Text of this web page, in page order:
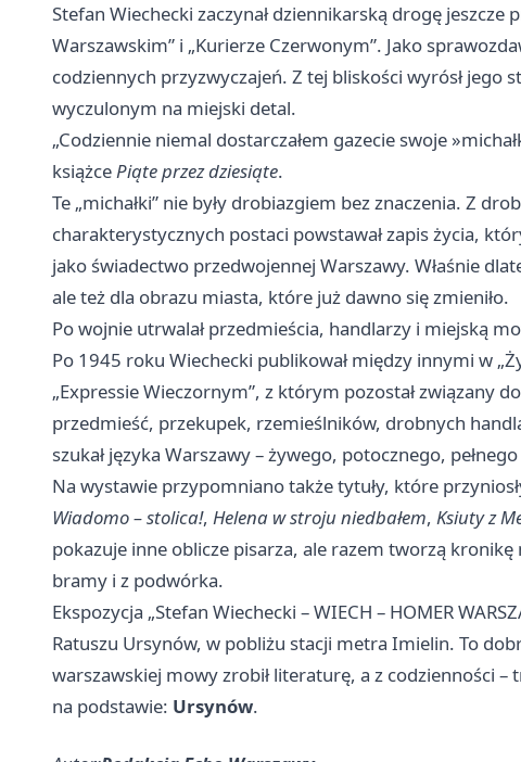
Stefan Wiechecki zaczynał dziennikarską drogę
Warszawskim” i „Kurierze Czerwonym”. Jako
codziennych przyzwyczajeń. Z tej bliskości wyrósł jego
wyczulonym na miejski detal.
„Codziennie niemal dostarczałem gazecie swoje
książcePiąte przez dziesiąte.
Te „michałki” nie były drobiazgiem bez znaczenia. Z
charakterystycznych postaci powstawał zapis życia,
jako świadectwo przedwojennej Warszawy. Właśnie
ale też dla obrazu miasta, które już dawno się zmieniło.
Po wojnie utrwalał przedmieścia, handlarzy i miejską
Po 1945 roku Wiechecki publikował między innymi w
„Expressie Wieczornym”, z którym pozostał związany
przedmieść, przekupek, rzemieślników, drobnych
szukał języka Warszawy – żywego, potocznego,
Na wystawie przypomniano także tytuły, które
Wiadomo – stolica!, Helena w stroju niedbałem, Ksiuty z
pokazuje inne oblicze pisarza, ale razem tworzą
bramy i z podwórka.
Ekspozycja „Stefan Wiechecki – WIECH – HOMER
Ratuszu Ursynów, w pobliżu stacji metra Imielin. To
warszawskiej mowy zrobił literaturę, a z codzienności –
na podstawie: Ursynów.